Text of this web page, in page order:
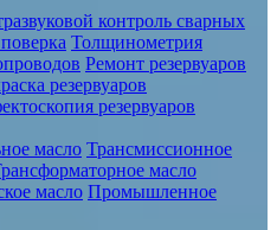
контроль сварных
Толщинометрия
Ремонт резервуаров
резервуаров
резервуаров
масло Трансмиссионное
масло
масло Промышленное